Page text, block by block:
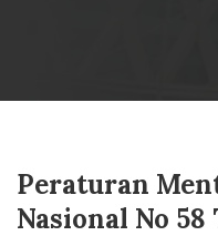
Peraturan
Nasional No 58